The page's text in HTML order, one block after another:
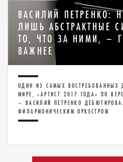
ВАСИЛИЙ ПЕТРЕНКО:
ЛИШЬ АБСТРАКТНЫЕ
ТО, ЧТО ЗА НИМИ, –
ВАЖНЕЕ
ОДИН ИЗ САМЫХ ВОСТРЕБОВАННЫХ
МИРЕ, «АРТИСТ 2017 ГОДА» ПО
– ВАСИЛИЙ ПЕТРЕНКО
ФИЛАРМОНИЧЕСКИМ ОРКЕСТРОМ